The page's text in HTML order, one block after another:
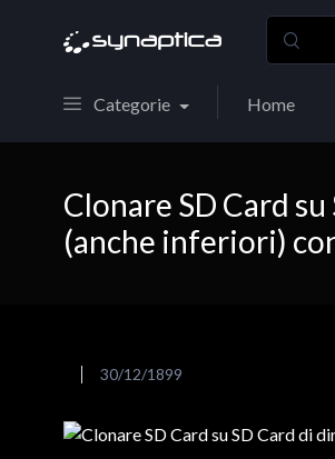
Categorie Home
Clonare SD Card
(anche inferiori)
30/12/1899